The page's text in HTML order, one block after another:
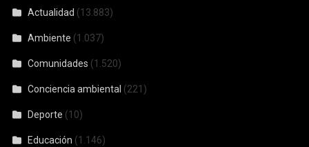
Actualidad (13.883)
Ambiente (1.037)
Comunidades (1.520)
Conciencia ambiental (221)
Deporte (10)
Educación (1.146)